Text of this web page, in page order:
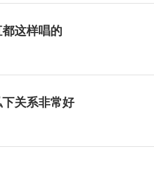
这样唱的
关系非常好